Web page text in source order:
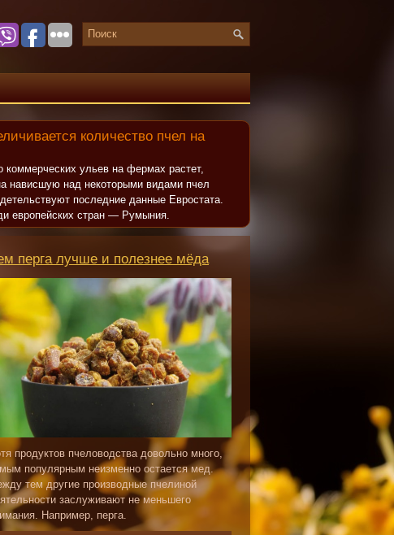
количество пчел на
коммерческих ульев на фермах растет,
нависшую над некоторыми видами пчел
последние данные Евростата.
европейских стран — Румыния.
перга лучше и полезнее мёда
продуктов пчеловодства довольно много,
популярным неизменно остается мед.
тем другие производные пчелиной
заслуживают не меньшего
Например, перга.